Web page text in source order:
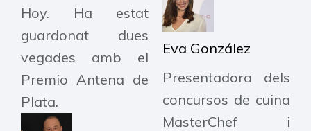
Hoy. Ha estat
guardonat dues
vegades amb el
Premio Antena de
Plata.​
Eva González
Presentadora dels
concursos de cuina
MasterChef i